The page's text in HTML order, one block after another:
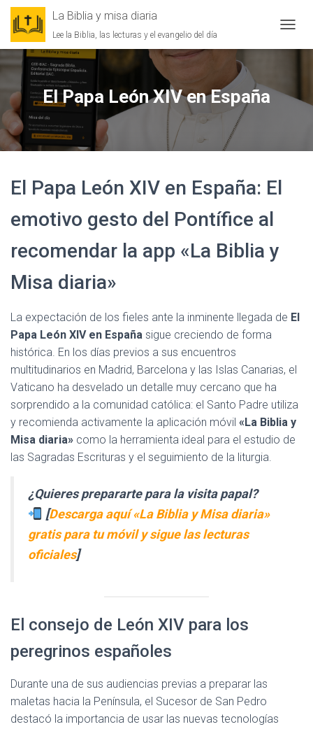
La Biblia y misa diaria
Lee la Biblia, las lecturas y el evangelio del día
El Papa León XIV en España
El Papa León XIV en España: El
emotivo gesto del Pontífice al
recomendar la app «La Biblia y
Misa diaria»
La expectación de los fieles ante la inminente llegada de El
Papa León XIV en España sigue creciendo de forma
histórica. En los días previos a sus encuentros
multitudinarios en Madrid, Barcelona y las Islas Canarias, el
Vaticano ha desvelado un detalle muy cercano que ha
sorprendido a la comunidad católica: el Santo Padre utiliza
y recomienda activamente la aplicación móvil «La Biblia y
Misa diaria» como la herramienta ideal para el estudio de
las Sagradas Escrituras y el seguimiento de la liturgia.
¿Quieres prepararte para la visita papal?
[Descarga aquí «La Biblia y Misa diaria»
gratis para tu móvil y sigue las lecturas
oficiales]
El consejo de León XIV para los
peregrinos españoles
Durante una de sus audiencias previas a preparar las
maletas hacia la Península, el Sucesor de San Pedro
destacó la importancia de usar las nuevas tecnologías